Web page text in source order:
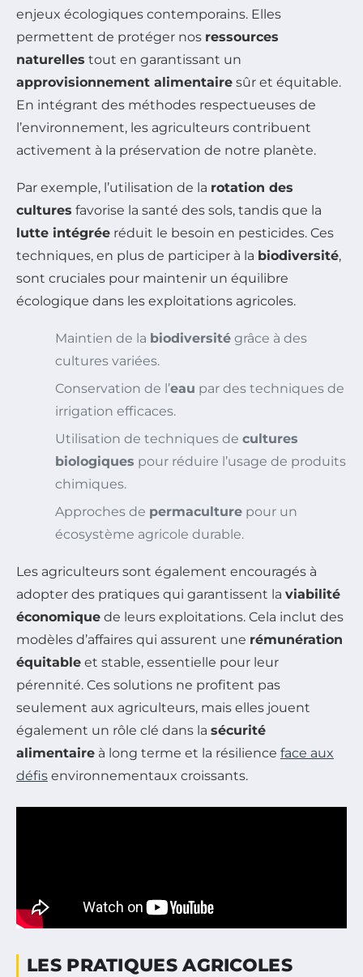
enjeux écologiques contemporains. Elles
permettent de protéger nos ressources
naturelles tout en garantissant un
approvisionnement alimentaire sûr et équitable.
En intégrant des méthodes respectueuses de
l’environnement, les agriculteurs contribuent
activement à la préservation de notre planète.
Par exemple, l’utilisation de la rotation des
cultures favorise la santé des sols, tandis que la
lutte intégrée réduit le besoin en pesticides. Ces
techniques, en plus de participer à la biodiversité,
sont cruciales pour maintenir un équilibre
écologique dans les exploitations agricoles.
Maintien de la biodiversité grâce à des
cultures variées.
Conservation de l’eau par des techniques de
irrigation efficaces.
Utilisation de techniques de cultures
biologiques pour réduire l’usage de produits
chimiques.
Approches de permaculture pour un
écosystème agricole durable.
Les agriculteurs sont également encouragés à
adopter des pratiques qui garantissent la viabilité
économique de leurs exploitations. Cela inclut des
modèles d’affaires qui assurent une rémunération
équitable et stable, essentielle pour leur
pérennité. Ces solutions ne profitent pas
seulement aux agriculteurs, mais elles jouent
également un rôle clé dans la sécurité
alimentaire à long terme et la résilience face aux
défis environnementaux croissants.
LES PRATIQUES AGRICOLES